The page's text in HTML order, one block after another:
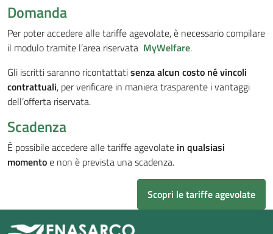
Domanda
Per poter accedere alle tariffe agevolate, è necessario compilare
il modulo tramite l’area riservata MyWelfare.
Gli iscritti saranno ricontattatisenza alcun costo né vincoli
contrattuali, per verificare in maniera trasparente i vantaggi
dell’offerta riservata.
Scadenza
È possibile accedere alle tariffe agevolate in qualsiasi
momentoe non è prevista una scadenza.
Scopri le tariffe agevolate